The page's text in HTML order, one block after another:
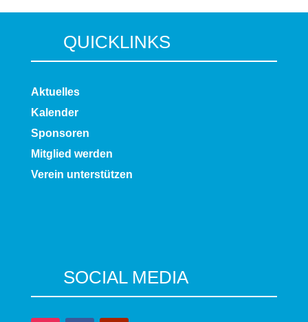
QUICKLINKS
Aktuelles
Kalender
Sponsoren
Mitglied werden
Verein unterstützen
SOCIAL MEDIA